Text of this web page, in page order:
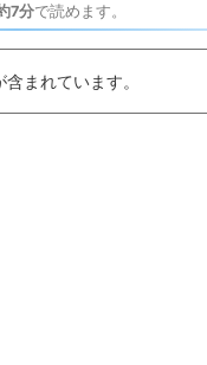
7分で読めます。
まれています。